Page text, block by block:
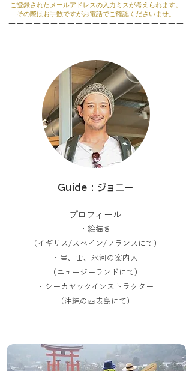
ご登録されたメールアドレスの入力ミスが考えられます。
その際はお手数ですがお電話でご確認くださいませ。
ーーーーーーーーーーーーーーーーーーーーー
ーーーーーーー
Guide : ジョニー
プロフィール
・絵描き
（イギリス/スペイン/フランスにて）
・星、山、氷河の案内人
（ニュージーランドにて）
・シーカヤックインストラクター
​（沖縄の西表島にて）